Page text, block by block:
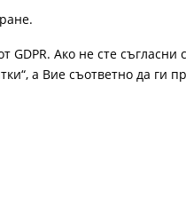
GDPR. Ако не сте съгласни
а Вие съответно да ги